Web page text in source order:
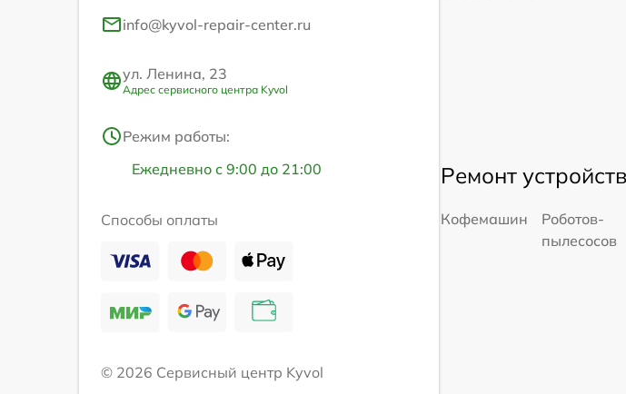
info@kyvol-repair-center.ru
ул. Ленина, 23
Адрес сервисного центра Kyvol
Режим работы:
Ежедневно с 9:00 до 21:00
Способы оплаты
© 2026 Сервисный центр Kyvol
Ремонт устройств
Кофемашин
Роботов-
пылесосов